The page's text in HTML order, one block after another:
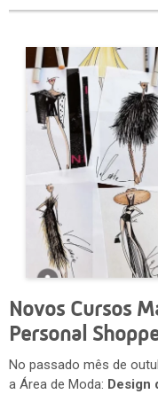
Novos Cursos
Personal
No passado mês de
a Área de Moda: Design